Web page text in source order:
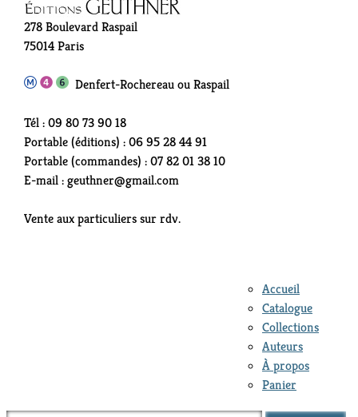
278 Boulevard Raspail
75014 Paris
Denfert-Rochereau ou Raspail
Tél : 09 80 73 90 18
Portable (éditions) : 06 95 28 44 91
Portable (commandes) : 07 82 01 38 10
E-mail : geuthner@gmail.com
Vente aux particuliers sur rdv.
Accueil
Catalogue
Collections
Auteurs
À propos
Panier